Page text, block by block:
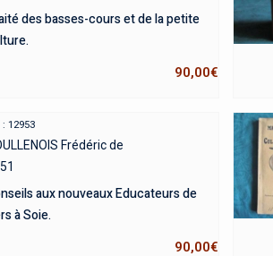
des basses-cours et de la petite
90,00€
: 12953
Frédéric de
aux nouveaux Educateurs de
à Soie.
90,00€